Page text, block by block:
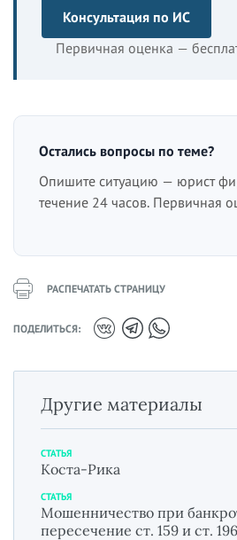
Консультация по ИС
Первичная оценка —
Остались вопросы по теме?
Опишите ситуацию — юрист
течение 24 часов. Первичная
РАСПЕЧАТАТЬ СТРАНИЦУ
ПОДЕЛИТЬСЯ:
Другие материалы
СТАТЬЯ
Коста-Рика
СТАТЬЯ
Мошенничество при
пересечение ст. 159 и ст.